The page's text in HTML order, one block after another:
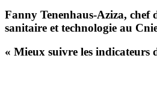
Fanny Tenenhaus-Aziza, chef
sanitaire et technologie au
« Mieux suivre les indicateurs